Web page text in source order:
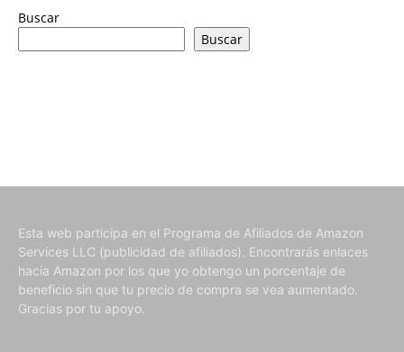
Buscar
Buscar
Esta web participa en el Programa de Afiliados de Amazon
Services LLC (publicidad de afiliados). Encontrarás enlaces
hacia Amazon por los que yo obtengo un porcentaje de
beneficio sin que tu precio de compra se vea aumentado.
Gracias por tu apoyo.